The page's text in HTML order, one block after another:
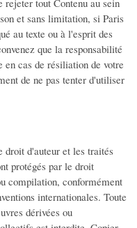
et sans limitation, si Paris
au texte ou à l'esprit des
que la responsabilité
en cas de résiliation de votre
de ne pas tenter d'utiliser
droit d'auteur et les traités
protégés par le droit
compilation, conformément
internationales. Toute
dérivées ou